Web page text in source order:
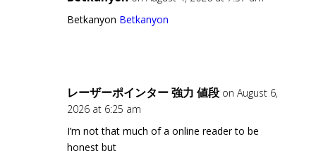
Betkanyon Betkanyon
レーザーポインター 強力 値段 on August 6,
2026 at 6:25 am
I’m not that much of a online reader to be
honest but